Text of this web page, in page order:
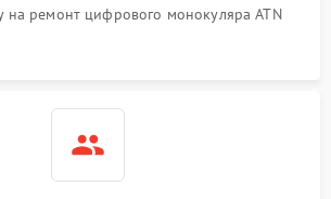
на ремонт цифрового монокуляра ATN